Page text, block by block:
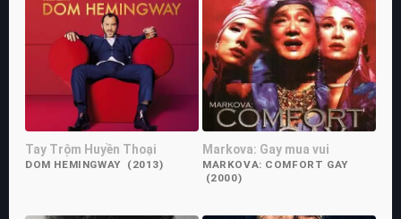
Tay Trộm Huyền Thoại
DOM HEMINGWAY (2013)
Markova: Gay mua vui
MARKOVA: COMFORT GAY
(2000)